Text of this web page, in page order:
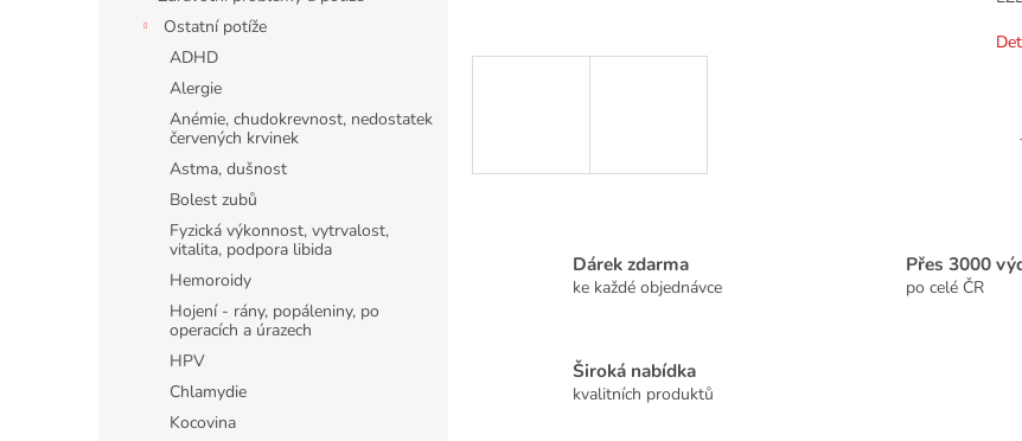
Ostatní potíže
ADHD
Alergie
Anémie, chudokrevnost, nedostatek
červených krvinek
Astma, dušnost
Bolest zubů
Fyzická výkonnost, vytrvalost,
vitalita, podpora libida
Hemoroidy
Hojení - rány, popáleniny, po
operacích a úrazech
HPV
Chlamydie
Kocovina
Dárek zdarma
ke každé objednávce
Přes 3000
po celé ČR
Široká nabídka
kvalitních produktů